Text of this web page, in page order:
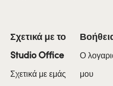
Σχετικά με το
Studio Office
Σχετικά με εμάς
Ο
μου